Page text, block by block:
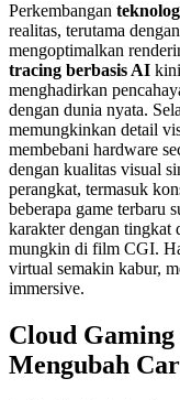
Perkembangan
realitas, terutama
mengoptimalkan
tracing berbasis AI
menghadirkan
dengan dunia nyata.
memungkinkan detail
membebani hardware
dengan kualitas visual
perangkat, termasuk
beberapa game terbaru
karakter dengan tingkat
mungkin di film CGI.
virtual semakin kabur,
immersive.
Cloud
Mengubah